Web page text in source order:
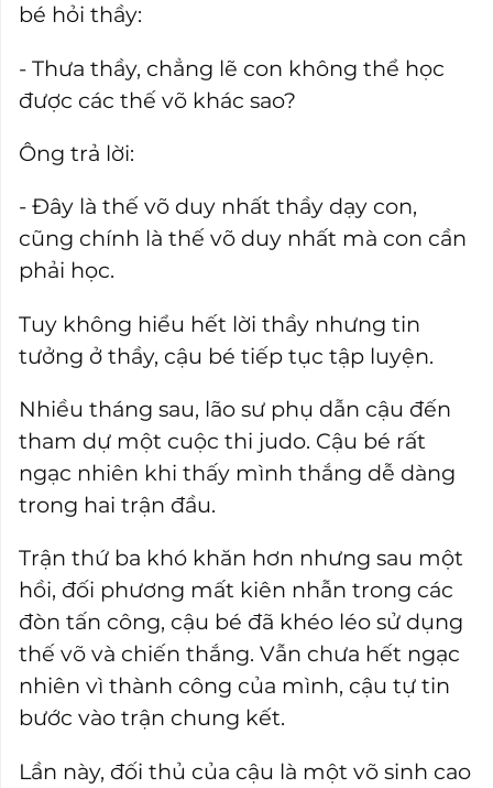
bé hỏi thầy:
- Thưa thầy, chẳng lẽ con không thể học
được các thế võ khác sao?
Ông trả lời:
- Đây là thế võ duy nhất thầy dạy con,
cũng chính là thế võ duy nhất mà con cần
phải học.
Tuy không hiểu hết lời thầy nhưng tin
tưởng ở thầy, cậu bé tiếp tục tập luyện.
Nhiều tháng sau, lão sư phụ dẫn cậu đến
tham dự một cuộc thi judo. Cậu bé rất
ngạc nhiên khi thấy mình thắng dễ dàng
trong hai trận đầu.
Trận thứ ba khó khăn hơn nhưng sau một
hồi, đối phương mất kiên nhẫn trong các
đòn tấn công, cậu bé đã khéo léo sử dụng
thế võ và chiến thắng. Vẫn chưa hết ngạc
nhiên vì thành công của mình, cậu tự tin
bước vào trận chung kết.
Lần này, đối thủ của cậu là một võ sinh cao